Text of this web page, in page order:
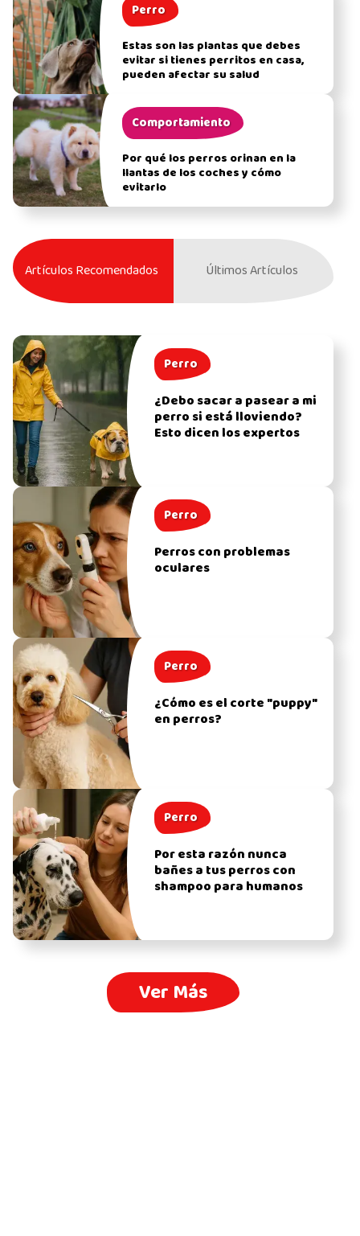
Perro
Estas son las plantas que debes
evitar si tienes perritos en casa,
pueden afectar su salud
Comportamiento
Por qué los perros orinan en la
llantas de los coches y cómo
evitarlo
Artículos Recomendados Últimos Artículos
Perro
¿Debo sacar a pasear a mi
perro si está lloviendo?
Esto dicen los expertos
Perro
Perros con problemas
oculares
Perro
¿Cómo es el corte "puppy"
en perros?
Perro
Por esta razón nunca
bañes a tus perros con
shampoo para humanos
Ver Más